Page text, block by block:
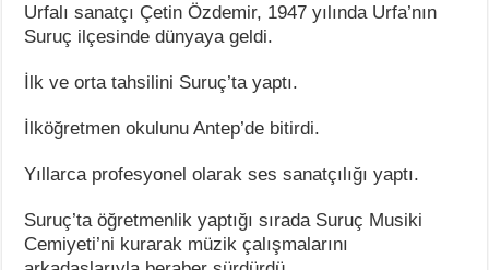
Urfalı sanatçı Çetin Özdemir, 1947 yılında Urfa’nın
Suruç ilçesinde dünyaya geldi.
İlk ve orta tahsilini Suruç’ta yaptı.
İlköğretmen okulunu Antep’de bitirdi.
Yıllarca profesyonel olarak ses sanatçılığı yaptı.
Suruç’ta öğretmenlik yaptığı sırada Suruç Musiki
Cemiyeti’ni kurarak müzik çalışmalarını